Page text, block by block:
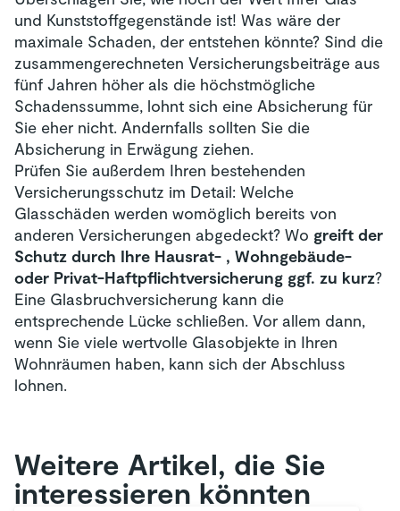
und Kunststoffgegenstände ist! Was wäre der
maximale Schaden, der entstehen könnte? Sind die
zusammengerechneten Versicherungsbeiträge aus
fünf Jahren höher als die höchstmögliche
Schadenssumme, lohnt sich eine Absicherung für
Sie eher nicht. Andernfalls sollten Sie die
Absicherung in Erwägung ziehen.
Prüfen Sie außerdem Ihren bestehenden
Versicherungsschutz im Detail: Welche
Glasschäden werden womöglich bereits von
anderen Versicherungen abgedeckt? Wo greift der
Schutz durch Ihre Hausrat- , Wohngebäude-
oder Privat-Haftpflichtversicherung ggf. zu kurz?
Eine Glasbruchversicherung kann die
entsprechende Lücke schließen. Vor allem dann,
wenn Sie viele wertvolle Glasobjekte in Ihren
Wohnräumen haben, kann sich der Abschluss
lohnen.
Weitere Artikel, die Sie
interessieren könnten